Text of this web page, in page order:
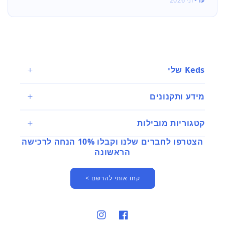
Keds שלי
מידע ותקנונים
קטגוריות מובילות
הצטרפו לחברים שלנו וקבלו 10% הנחה לרכישה
הראשונה
קחו אותי להרשם >
פייסבוק אינסטגרם